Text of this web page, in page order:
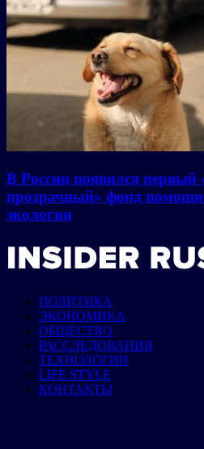
В России появился первый
прозрачный» фонд
экологии
ПОЛИТИКА
ЭКОНОМИКА
ОБЩЕСТВО
РАССЛЕДОВАНИЯ
ТЕХНОЛОГИИ
LIFE STYLE
КОНТАКТЫ